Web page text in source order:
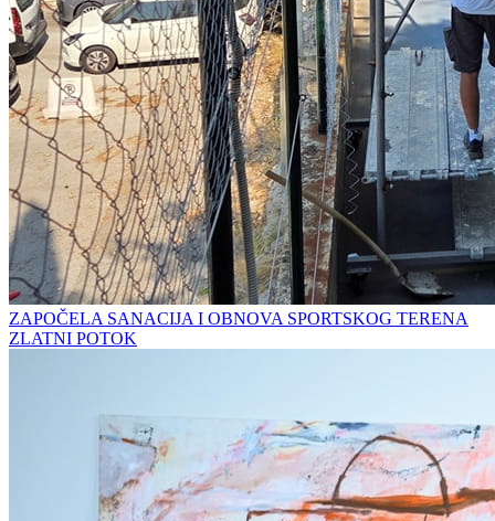
ZAPOČELA SANACIJA I OBNOVA SPORTSKOG TERENA
ZLATNI POTOK